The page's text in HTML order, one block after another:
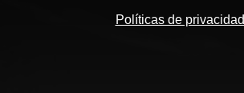
Políticas de privacidad